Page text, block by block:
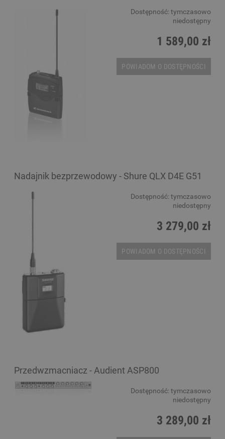
Dostępność: tymczasowo
niedostępny
1 589,00 zł
POWIADOM O DOSTĘPNOŚCI
Nadajnik bezprzewodowy - Shure QLX D4E G51
Dostępność: tymczasowo
niedostępny
3 279,00 zł
POWIADOM O DOSTĘPNOŚCI
Przedwzmacniacz - Audient ASP800
Dostępność: tymczasowo
niedostępny
3 289,00 zł